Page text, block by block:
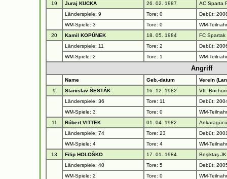
19
Juraj KUCKA 26. 02. 1987
AC Sparta
Länderspiele: 9
Tore: 0
Debüt:
WM-Spiele: 3
Tore: 0
WM-
20
Kamil KOPÚNEK 18. 05. 1984
FC Spartak
Länderspiele: 11
Tore: 2
Debüt:
WM-Spiele: 2
Tore: 1 WM-
Angriff
Name Geb.-datum
Verein
9
Stanislav ŠESTÁK 16. 12. 1982
VfL
Länderspiele: 36
Tore: 11
Debüt:
WM-Spiele: 3
Tore: 0
WM-
11
Róbert VITTEK 01. 04. 1982
Länderspiele: 74
Tore: 23
Debüt:
WM-Spiele: 4
Tore: 4
WM-
13
Filip HOLOŠKO 17. 01. 1984
Beşiktaş
Länderspiele: 40
Tore: 5
Debüt:
WM-Spiele: 2
Tore: 0
WM-